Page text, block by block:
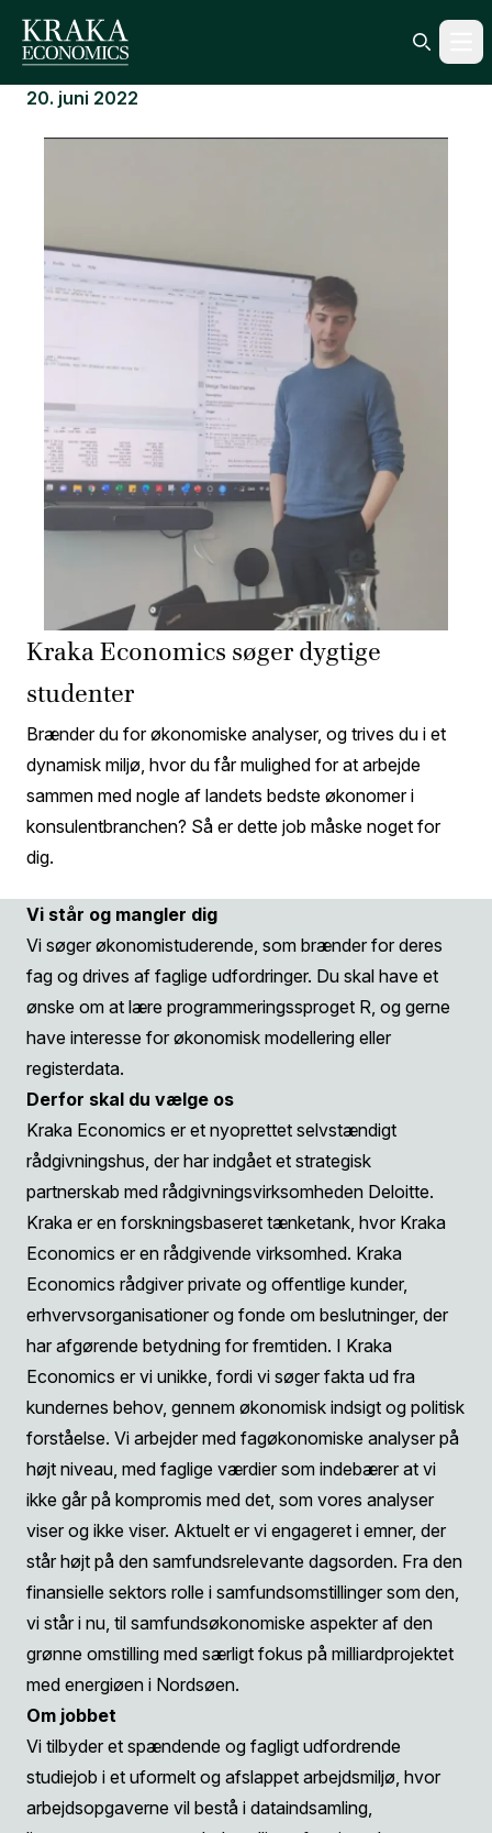
Search
20. juni 2022
Kraka Economics søger dygtige
studenter
Brænder du for økonomiske analyser, og trives du i et
dynamisk miljø, hvor du får mulighed for at arbejde
sammen med nogle af landets bedste økonomer i
konsulentbranchen? Så er dette job måske noget for
dig.
Vi står og mangler dig
Vi søger økonomistuderende, som brænder for deres
fag og drives af faglige udfordringer. Du skal have et
ønske om at lære programmeringssproget R, og gerne
have interesse for økonomisk modellering eller
registerdata.
Derfor skal du vælge os
Kraka Economics er et nyoprettet selvstændigt
rådgivningshus, der har indgået et strategisk
partnerskab med rådgivningsvirksomheden Deloitte.
Kraka er en forskningsbaseret tænketank, hvor Kraka
Economics er en rådgivende virksomhed. Kraka
Economics rådgiver private og offentlige kunder,
erhvervsorganisationer og fonde om beslutninger, der
har afgørende betydning for fremtiden. I Kraka
Economics er vi unikke, fordi vi søger fakta ud fra
kundernes behov, gennem økonomisk indsigt og politisk
forståelse. Vi arbejder med fagøkonomiske analyser på
højt niveau, med faglige værdier som indebærer at vi
ikke går på kompromis med det, som vores analyser
viser og ikke viser. Aktuelt er vi engageret i emner, der
står højt på den samfundsrelevante dagsorden. Fra den
finansielle sektors rolle i samfundsomstillinger som den,
vi står i nu, til samfundsøkonomiske aspekter af den
grønne omstilling med særligt fokus på milliardprojektet
med energiøen i Nordsøen.
Om jobbet
Vi tilbyder et spændende og fagligt udfordrende
studiejob i et uformelt og afslappet arbejdsmiljø, hvor
arbejdsopgaverne vil bestå i dataindsamling,